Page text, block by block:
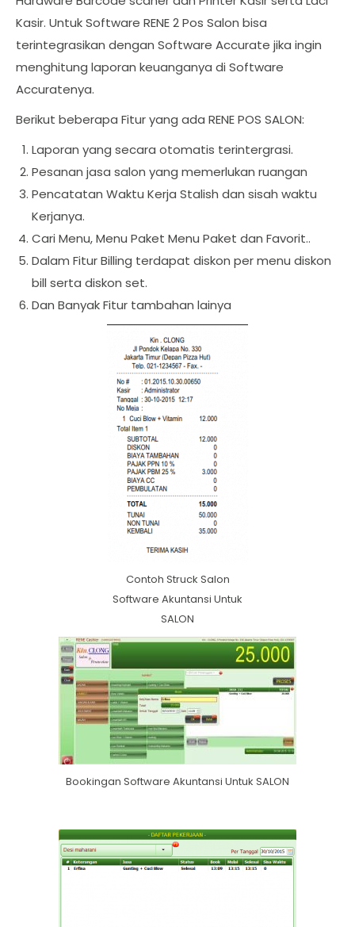
Kasir. Untuk Software RENE 2 Pos Salon bisa
terintegrasikan dengan Software Accurate jika ingin
menghitung laporan keuanganya di Software
Accuratenya.
Berikut beberapa Fitur yang ada RENE POS SALON:
Laporan yang secara otomatis terintergrasi.
Pesanan jasa salon yang memerlukan ruangan
Pencatatan Waktu Kerja Stalish dan sisah waktu
Kerjanya.
Cari Menu, Menu Paket Menu Paket dan Favorit..
Dalam Fitur Billing terdapat diskon per menu diskon
bill serta diskon set.
Dan Banyak Fitur tambahan lainya
Contoh Struck Salon
Software Akuntansi Untuk
SALON
Bookingan Software Akuntansi Untuk SALON